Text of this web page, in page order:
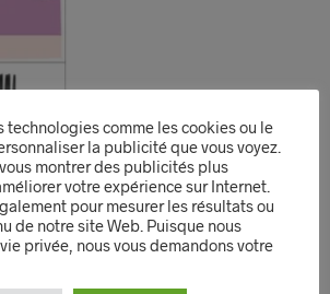
technologies comme les cookies ou le
la publicité que vous voyez.
montrer des publicités plus
votre expérience sur Internet.
pour mesurer les résultats ou
de notre site Web. Puisque nous
privée, nous vous demandons votre